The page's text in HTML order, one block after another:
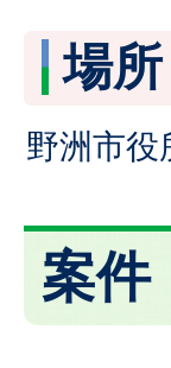
場所
野洲市役
案件